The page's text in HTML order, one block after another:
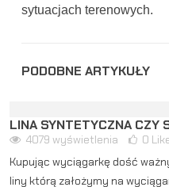
sytuacjach terenowych.
PODOBNE ARTYKUŁY